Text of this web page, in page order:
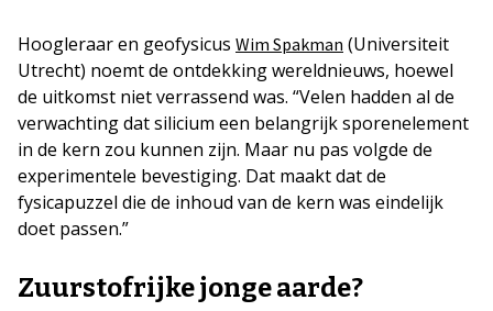
Hoogleraar en geofysicus Wim Spakman (Universiteit
Utrecht) noemt de ontdekking wereldnieuws, hoewel
de uitkomst niet verrassend was. “Velen hadden al de
verwachting dat silicium een belangrijk sporenelement
in de kern zou kunnen zijn. Maar nu pas volgde de
experimentele bevestiging. Dat maakt dat de
fysicapuzzel die de inhoud van de kern was eindelijk
doet passen.”
Zuurstofrijke jonge aarde?